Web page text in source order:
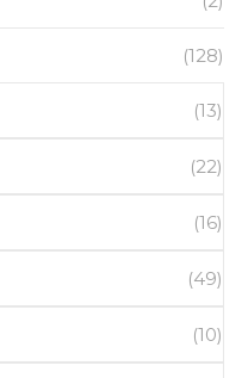
(128)
(13)
(22)
(16)
(49)
(10)